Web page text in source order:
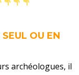
OU EN
archéologues, il